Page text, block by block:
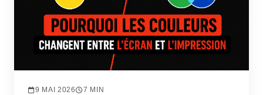
9 MAI 2026 7 MIN